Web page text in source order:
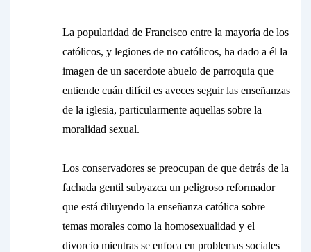
La popularidad de Francisco entre la mayoría de los
católicos, y legiones de no católicos, ha dado a él la
imagen de un sacerdote abuelo de parroquia que
entiende cuán difícil es aveces seguir las enseñanzas
de la iglesia, particularmente aquellas sobre la
moralidad sexual.
Los conservadores se preocupan de que detrás de la
fachada gentil subyazca un peligroso reformador
que está diluyendo la enseñanza católica sobre
temas morales como la homosexualidad y el
divorcio mientras se enfoca en problemas sociales